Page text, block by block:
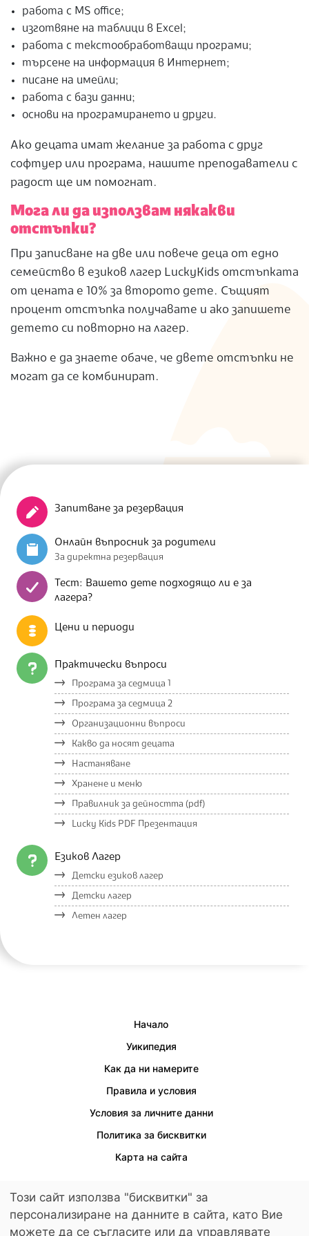
работа с MS office;
изготвяне на таблици в Excel;
работа с текстообработващи програми;
търсене на информация в Интернет;
писане на имейли;
работа с бази данни;
основи на програмирането и други.
Ако децата имат желание за работа с друг
софтуер или програма, нашите преподаватели с
радост ще им помогнат.
Мога ли да използвам някакви
отстъпки?
При записване на две или повече деца от едно
семейство в езиков лагер LuckyKids отстъпката
от цената е 10% за второто дете. Същият
процент отстъпка получавате и ако запишете
детето си повторно на лагер.
Важно е да знаете обаче, че двете отстъпки не
могат да се комбинират.
Запитване за резервация
Онлайн въпросник за родители
За директна резервация
Тест: Вашето дете подходящо ли е за
лагера?
Цени и периоди
Практически въпроси
Програма за седмица 1
Програма за седмица 2
Организационни въпроси
Какво да носят децата
Настаняване
Хранене и меню
Правилник за дейността (pdf)
Lucky Kids PDF Презентация
Езиков Лагер
Детски езиков лагер
Детски лагер
Летен лагер
Начало
Уикипедия
Как да ни намерите
Правила и условия
Условия за личните данни
Политика за бисквитки
Карта на сайта
Осигурен е достъп за хора с увреждания.
Този сайт използва "бисквитки" за
персонализиране на данните в сайта, като Вие
можете да се съгласите или да управлявате